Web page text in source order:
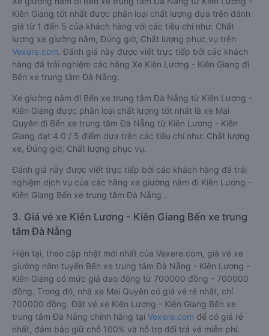
Kiên Giang tốt nhất được phân loại chất lượng dựa trên đánh
giá từ 1 đến 5 của khách hàng với các tiêu chí như: Chất
lượng xe giường nằm, Đúng giờ, Chất lượng phục vụ trên
Vexere.com. Đánh giá này được viết trực tiếp bởi các khách
hàng đã trải nghiệm các hãng Xe Kiên Lương - Kiên Giang đi
Bến xe trung tâm Đà Nẵng.
Xe giường nằm đi Bến xe trung tâm Đà Nẵng từ Kiên Lương -
Kiên Giang được phân loại chất lượng tốt nhất là xe Mai
Quyên đi Bến xe trung tâm Đà Nẵng từ Kiên Lương - Kiên
Giang đạt 4.0 / 5 điểm dựa trên các tiêu chí như: Chất lượng
xe, Đúng giờ, Chất lượng phục vụ.
Đánh giá này được viết trực tiếp bởi các khách hàng đã trải
nghiệm dịch vụ của các hãng xe giường nằm đi Kiên Lương -
Kiên Giang Bến xe trung tâm Đà Nẵng .
3. Giá vé xe Kiên Lương - Kiên Giang Bến xe trung
tâm Đà Nẵng
Hiện tại, theo cập nhật mới nhất của Vexere.com, giá vé xe
giường nằm tuyến Bến xe trung tâm Đà Nẵng - Kiên Lương -
Kiên Giang có mức giá dao động từ 700000 đồng - 700000
đồng. Trong đó, nhà xe Mai Quyên có giá vé rẻ nhất, chỉ
700000 đồng. Đặt vé xe Kiên Lương - Kiên Giang Bến xe
trung tâm Đà Nẵng chính hãng tại Vexere.com để có giá rẻ
nhất, đảm bảo giữ chỗ 100% và hỗ trợ đổi trả vé miễn phí.